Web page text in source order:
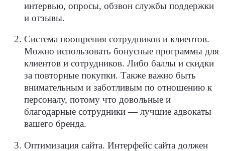
интервью, опросы, обзвон службы поддержки
и отзывы.
Система поощрения сотрудников и клиентов.
Можно использовать бонусные программы для
клиентов и сотрудников. Либо баллы и скидки
за повторные покупки. Также важно быть
внимательным и заботливым по отношению к
персоналу, потому что довольные и
благодарные сотрудники — лучшие адвокаты
вашего бренда.
Оптимизация сайта. Интерфейс сайта должен